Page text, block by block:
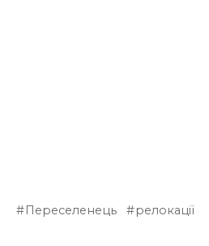
Переселенець релокації